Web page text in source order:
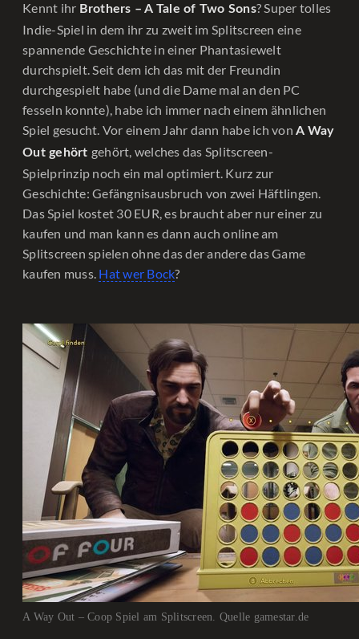
Kennt ihr Brothers – A Tale of Two Sons? Super tolles
Indie-Spiel in dem ihr zu zweit im Splitscreen eine
spannende Geschichte in einer Phantasiewelt
durchspielt. Seit dem ich das mit der Freundin
durchgespielt habe (und die Dame mal an den PC
fesseln konnte), habe ich immer nach einem ähnlichen
Spiel gesucht. Vor einem Jahr dann habe ich von A Way
Out gehört gehört, welches das Splitscreen-
Spielprinzip noch ein mal optimiert. Kurz zur
Geschichte: Gefängnisausbruch von zwei Häftlingen.
Das Spiel kostet 30 EUR, es braucht aber nur einer zu
kaufen und man kann es dann auch online am
Splitscreen spielen ohne das der andere das Game
kaufen muss. Hat wer Bock?
A Way Out – Coop Spiel am Splitscreen. Quelle gamestar.de